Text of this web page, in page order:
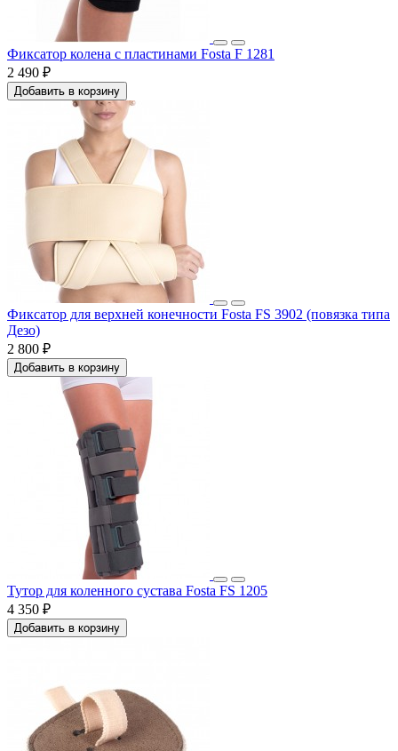
Фиксатор колена с пластинами Fosta F 1281
2 490 ₽
Добавить в корзину
Фиксатор для верхней конечности Fosta FS 3902 (повязка типа
Дезо)
2 800 ₽
Добавить в корзину
Тутор для коленного сустава Fosta FS 1205
4 350 ₽
Добавить в корзину